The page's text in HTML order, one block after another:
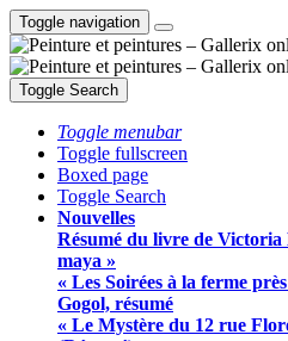
Toggle navigation
Toggle Search
Toggle menubar
Toggle fullscreen
Boxed page
Toggle Search
Nouvelles
Résumé du livre de
maya »
« Les Soirées à la ferme
Gogol, résumé
« Le Mystère du 12 rue